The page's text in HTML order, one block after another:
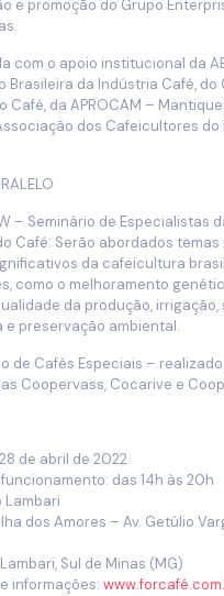
e promoção do Grupo
com o apoio institucional da
Brasileira da Indústria Café, do
Café, da APROCAM –
dos Cafeicultores do
– Seminário de Especialistas
Café: Serão abordados
da cafeicultura
como o melhoramento
da produção,
e preservação ambiental.
de Cafés Especiais –
Coopervass, Cocarive e
de abril de 2022
das 14h às 20h
Lambari
dos Amores – Av. Getúlio
Sul de Minas (MG)
informações: